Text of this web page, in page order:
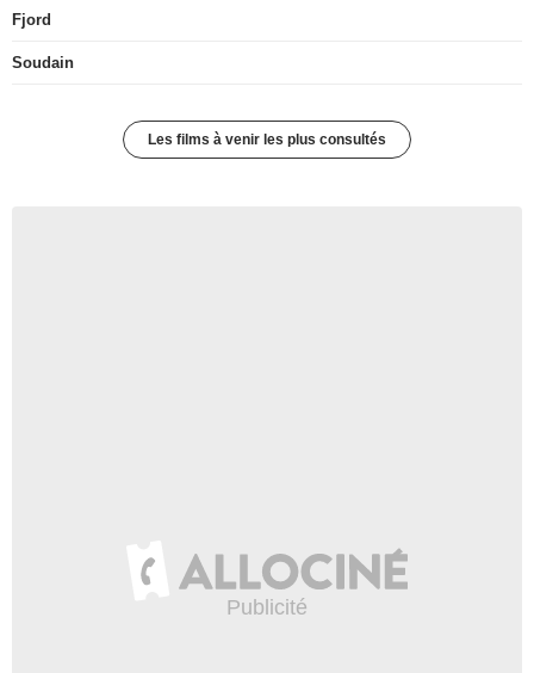
Fjord
Soudain
Les films à venir les plus consultés